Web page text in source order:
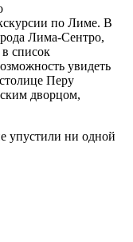
по Лиме. В
Лима-Сентро,
список
увидеть
Перу
дворцом,
упустили ни одной